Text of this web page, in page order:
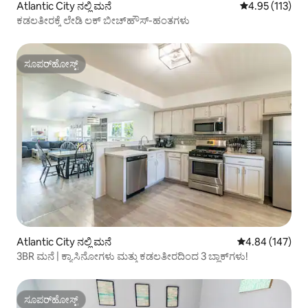
Atlantic City ನಲ್ಲಿ ಮನೆ 5 ರಲ್ಲಿ 4.95
4.95 (113)
ಕಡಲತೀರಕ್ಕೆ ಲೇಡಿ ಲಕ್ ಬೀಚ್‌ಹೌಸ್-ಹಂತಗಳು
ಸೂಪರ್‌ಹೋಸ್ಟ್
ಸೂಪರ್‌ಹೋಸ್ಟ್
Atlantic City ನಲ್ಲಿ ಮನೆ 5 ರಲ್ಲಿ 4.84
4.84 (147)
3BR ಮನೆ | ಕ್ಯಾಸಿನೋಗಳು ಮತ್ತು ಕಡಲತೀರದಿಂದ 3 ಬ್ಲಾಕ್‌ಗಳು!
ಸೂಪರ್‌ಹೋಸ್ಟ್
ಸೂಪರ್‌ಹೋಸ್ಟ್